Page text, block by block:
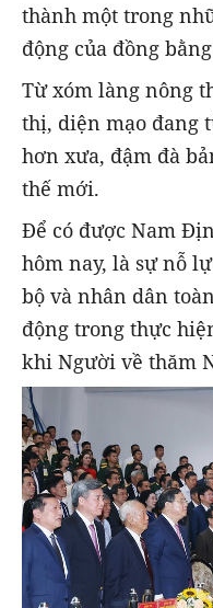
thành một trong
động của đồng
Từ xóm làng nông
thị, diện mạo đang
hơn xưa, đậm đà
thế mới.
Để có được Nam
hôm nay, là sự nỗ
bộ và nhân dân
động trong thực
khi Người về thăm